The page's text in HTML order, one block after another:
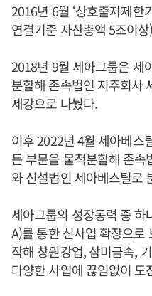
2016년 6월 ‘상호출자제한
연결기준 자산총액 5조이
2018년 9월 세아그룹은 세
분할해 존속법인 지주회사
제강으로 나눴다.
이후 2022년 4월 세아베스
든 부문을 물적분할해 존
와 신설법인 세아베스틸로
세아그룹의 성장동력 중
A)를 통한 신사업 확장으로
작해 창원강업, 삼미금속,
다양한 사업에 끊임없이 도